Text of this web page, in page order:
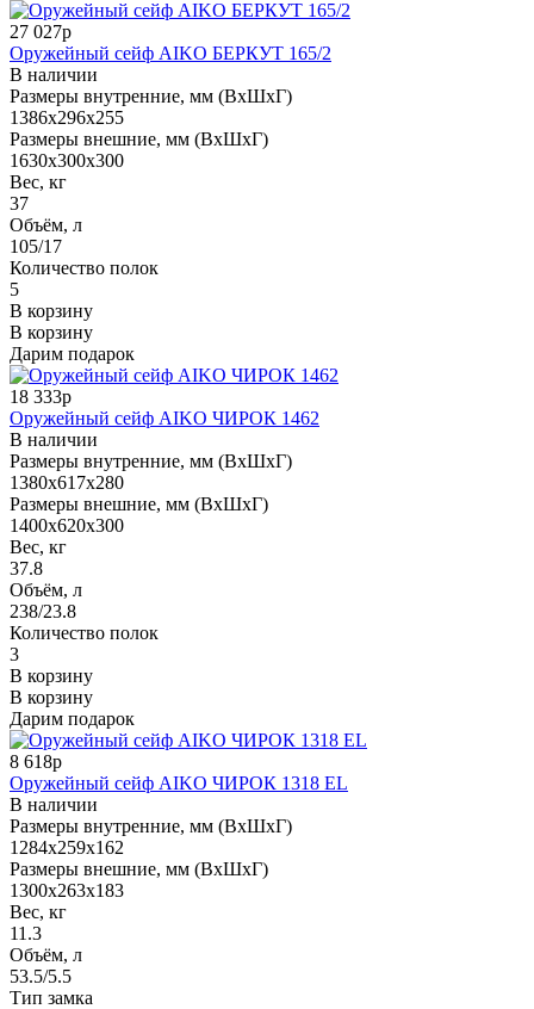
27 027р
Оружейный сейф AIKO БЕРКУТ 165/2
В наличии
Размеры внутренние, мм (ВхШхГ)
1386x296x255
Размеры внешние, мм (ВхШхГ)
1630x300x300
Вес, кг
37
Объём, л
105/17
Количество полок
5
В корзину
В корзину
Дарим подарок
18 333р
Оружейный сейф AIKO ЧИРОК 1462
В наличии
Размеры внутренние, мм (ВхШхГ)
1380x617x280
Размеры внешние, мм (ВхШхГ)
1400x620x300
Вес, кг
37.8
Объём, л
238/23.8
Количество полок
3
В корзину
В корзину
Дарим подарок
8 618р
Оружейный сейф AIKO ЧИРОК 1318 EL
В наличии
Размеры внутренние, мм (ВхШхГ)
1284x259x162
Размеры внешние, мм (ВхШхГ)
1300x263x183
Вес, кг
11.3
Объём, л
53.5/5.5
Тип замка